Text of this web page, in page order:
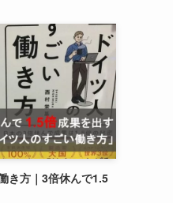
き方｜3倍休んで1.5